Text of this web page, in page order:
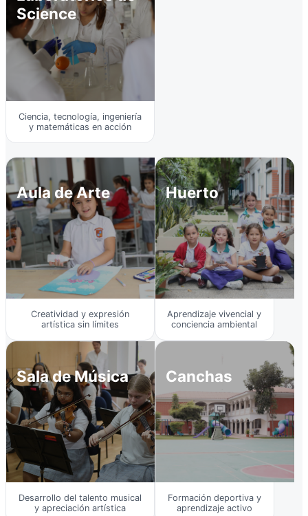
Science
Ciencia, tecnología, ingeniería
y matemáticas en acción
Aula de Arte
Creatividad y expresión
artística sin límites
Sala de Música
Desarrollo del talento musical
y apreciación artística
Huerto
Aprendizaje vivencial y
conciencia ambiental
Canchas
Formación deportiva y
aprendizaje activo